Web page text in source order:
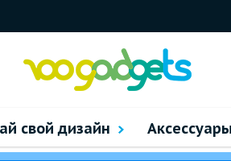
свой дизайн Аксессуары